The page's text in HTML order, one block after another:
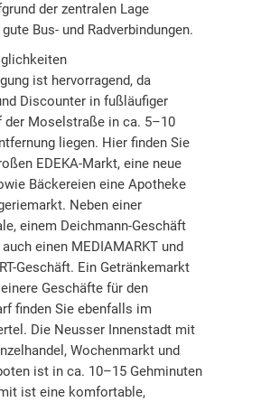
der zentralen Lage
Bus- und Radverbindungen.
ist hervorragend, da
Discounter in fußläufiger
der Moselstraße in ca. 5–10
liegen. Hier finden Sie
EDEKA-Markt, eine neue
Bäckereien eine Apotheke
Neben einer
einem Deichmann-Geschäft
einen MEDIAMARKT und
Geschäft. Ein Getränkemarkt
Geschäfte für den
finden Sie ebenfalls im
Die Neusser Innenstadt mit
Wochenmarkt und
ist in ca. 10–15 Gehminuten
ist eine komfortable,